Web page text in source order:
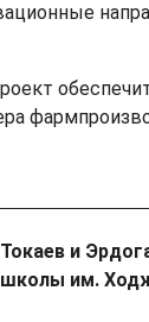
Токаев и
школы им.